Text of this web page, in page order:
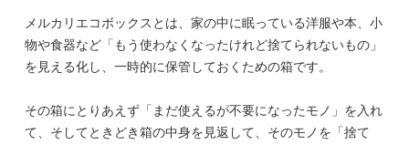
メルカリエコボックスとは、家の中に眠っている洋服や本、小
物や食器など「もう使わなくなったけれど捨てられないもの」
を見える化し、一時的に保管しておくための箱です。
その箱にとりあえず「まだ使えるが不要になったモノ」を入れ
て、そしてときどき箱の中身を見返して、そのモノを「捨て